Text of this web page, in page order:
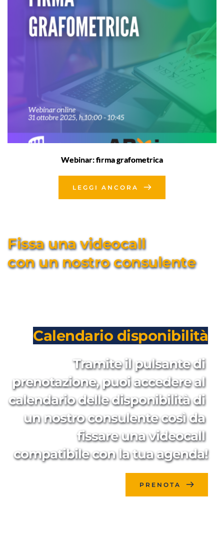
Webinar: firma grafometrica
LEGGI ANCORA
Fissa una videocall
con un nostro consulente
Calendario disponibilità
Tramite il pulsante di
prenotazione, puoi accedere al
calendario delle disponibilità di
un nostro consulente così da
fissare una videocall
compatibile con la tua agenda!
PRENOTA